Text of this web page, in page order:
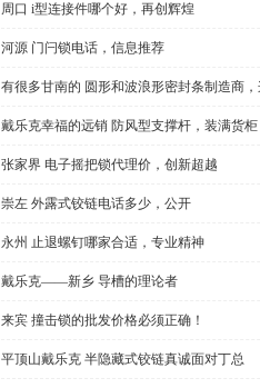
周口 i型连接件哪个好，再创辉煌
河源 门闩锁电话，信息推荐
有很多甘南的 圆形和波浪形密封条制造商
戴乐克幸福的远销 防风型支撑杆，装满货柜
张家界 电子摇把锁代理价，创新超越
崇左 外露式铰链电话多少，公开
永州 止退螺钉哪家合适，专业精神
戴乐克——新乡 导槽的理论者
来宾 撞击锁的批发价格必须正确！
平顶山戴乐克 半隐藏式铰链真诚面对丁总